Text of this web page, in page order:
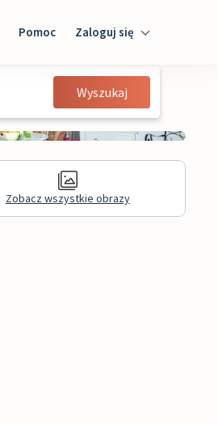
Pomoc Zaloguj się
Zaloguj się
Gość
Wyszukaj
Zobacz wszystkie obrazy